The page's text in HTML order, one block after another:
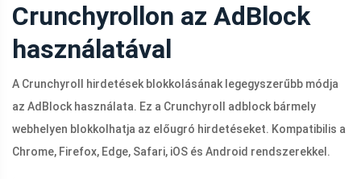
Crunchyrollon az AdBlock
használatával
A Crunchyroll hirdetések blokkolásának legegyszerűbb módja
az AdBlock használata. Ez a Crunchyroll adblock bármely
webhelyen blokkolhatja az előugró hirdetéseket. Kompatibilis a
Chrome, Firefox, Edge, Safari, iOS és Android rendszerekkel.